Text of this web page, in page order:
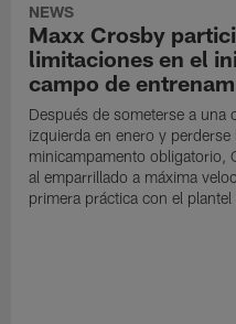
NEWS
Maxx Crosby
limitaciones en el
campo de
Después de someterse a una
izquierda en enero y perderse
minicampamento obligatorio,
al emparrillado a máxima
primera práctica con el